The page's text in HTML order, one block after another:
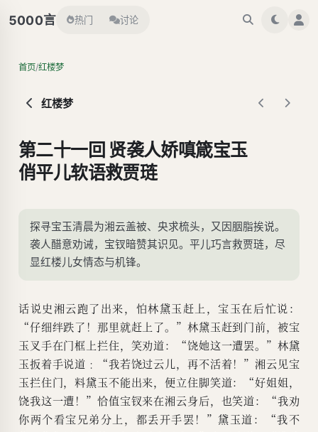
5000言 热门 讨论
首页/红楼梦
红楼梦
第二十一回 贤袭人娇嗔箴宝玉
俏平儿软语救贾琏
探寻宝玉清晨为湘云盖被、央求梳头，又因胭脂挨说。
袭人醋意劝诫，宝钗暗赞其识见。平儿巧言救贾琏，尽
显红楼儿女情态与机锋。
话说史湘云跑了出来，怕林黛玉赶上，宝玉在后忙说：
“仔细绊跌了！那里就赶上了。”林黛玉赶到门前，被宝
玉叉手在门框上拦住，笑劝道：“饶她这一遭罢。”林黛
玉扳着手说道﹕“我若饶过云儿，再不活着！”湘云见宝
玉拦住门，料黛玉不能出来，便立住脚笑道：“好姐姐，
饶我这一遭！”恰值宝钗来在湘云身后，也笑道：“我劝
你两个看宝兄弟分上，都丢开手罢！”黛玉道：“我不